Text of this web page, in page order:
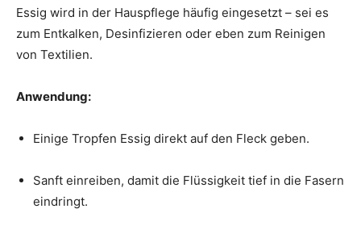
Essig wird in der Hauspflege häufig eingesetzt – sei es
zum Entkalken, Desinfizieren oder eben zum Reinigen
von Textilien.
Anwendung:
Einige Tropfen Essig direkt auf den Fleck geben.
Sanft einreiben, damit die Flüssigkeit tief in die Fasern
eindringt.